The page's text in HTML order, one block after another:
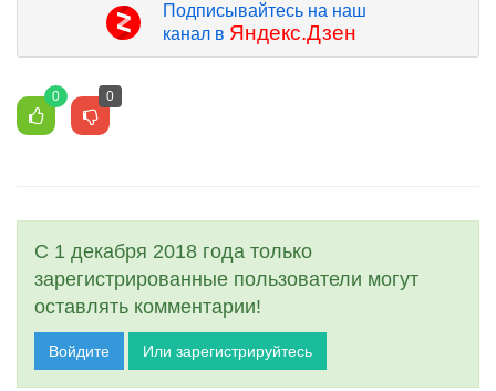
Подписывайтесь на наш
канал в Яндекс.Дзен
0 0
С 1 декабря 2018 года только
зарегистрированные пользователи могут
оставлять комментарии!
Войдите Или зарегистрируйтесь